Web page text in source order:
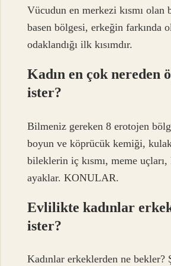
Vücudun en merkezi kısmı olan
basen bölgesi, erkeğin farkında
odaklandığı ilk kısımdır.
Kadın en çok nereden
ister?
Bilmeniz gereken 8 erotojen
boyun ve köprücük kemiği,
bileklerin iç kısmı, meme uçları,
ayaklar. KONULAR.
Evlilikte kadınlar
ister?
Kadınlar erkeklerden ne bekler?